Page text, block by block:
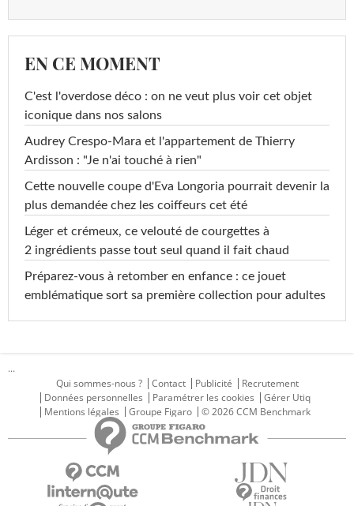
EN CE MOMENT
C'est l'overdose déco : on ne veut plus voir cet objet
iconique dans nos salons
Audrey Crespo-Mara et l'appartement de Thierry
Ardisson : "Je n'ai touché à rien"
Cette nouvelle coupe d'Eva Longoria pourrait devenir la
plus demandée chez les coiffeurs cet été
Léger et crémeux, ce velouté de courgettes à
2 ingrédients passe tout seul quand il fait chaud
Préparez-vous à retomber en enfance : ce jouet
emblématique sort sa première collection pour adultes
...
Qui sommes-nous ?
Contact Publicité
Recrutement
Données personnelles
Paramétrer les cookies
Gérer Utiq
Mentions légales
Groupe Figaro © 2026 CCM Benchmark